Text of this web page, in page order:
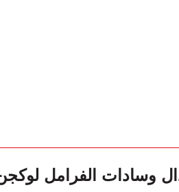
وسادات الفرامل